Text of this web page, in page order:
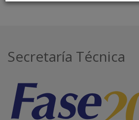
Secretaría Técnica